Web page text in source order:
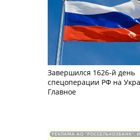
Завершился 1626-й день
спецоперации РФ на
Главное
РЕКЛАМА АО "РОССЕЛЬХОЗБАНК".